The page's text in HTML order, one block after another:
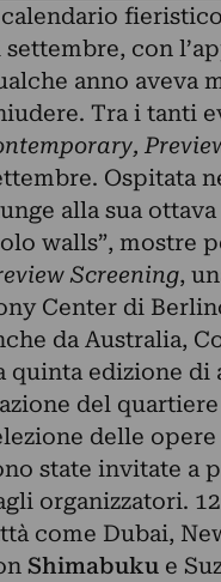
settembre, con
anno aveva
Tra i tanti
Ospitata
alla sua
walls”, mostre
Screening,
Center di
da Australia,
quinta edizione
del
delle opere
state invitate a
organizzatori.
come Dubai,
Shimabukue